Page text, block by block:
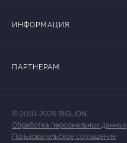
ИНФОРМАЦИЯ
ПАРТНЕРАМ
© 2010-2026 BIGLION
Обработка персональных данных
Пользовательское соглашение